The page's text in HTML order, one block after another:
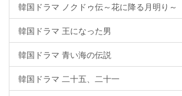
韓国ドラマ ノクドゥ伝～花に降る月明り～
韓国ドラマ 王になった男
韓国ドラマ 青い海の伝説
韓国ドラマ 二十五、二十一